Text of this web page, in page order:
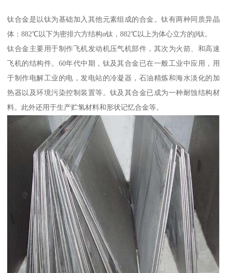
钛合金是以钛为基础加入其他元素组成的合金。钛有两种同质异晶
体：882℃以下为密排六方结构α钛，882℃以上为体心立方的β钛。
钛合金主要用于制作飞机发动机压气机部件，其次为火箭、和高速
飞机的结构件。60年代中期，钛及其合金已在一般工业中应用，用
于制作电解工业的电，发电站的冷凝器，石油精炼和海水淡化的加
热器以及环境污染控制装置等。钛及其合金已成为一种耐蚀结构材
料。此外还用于生产贮氢材料和形状记忆合金等。